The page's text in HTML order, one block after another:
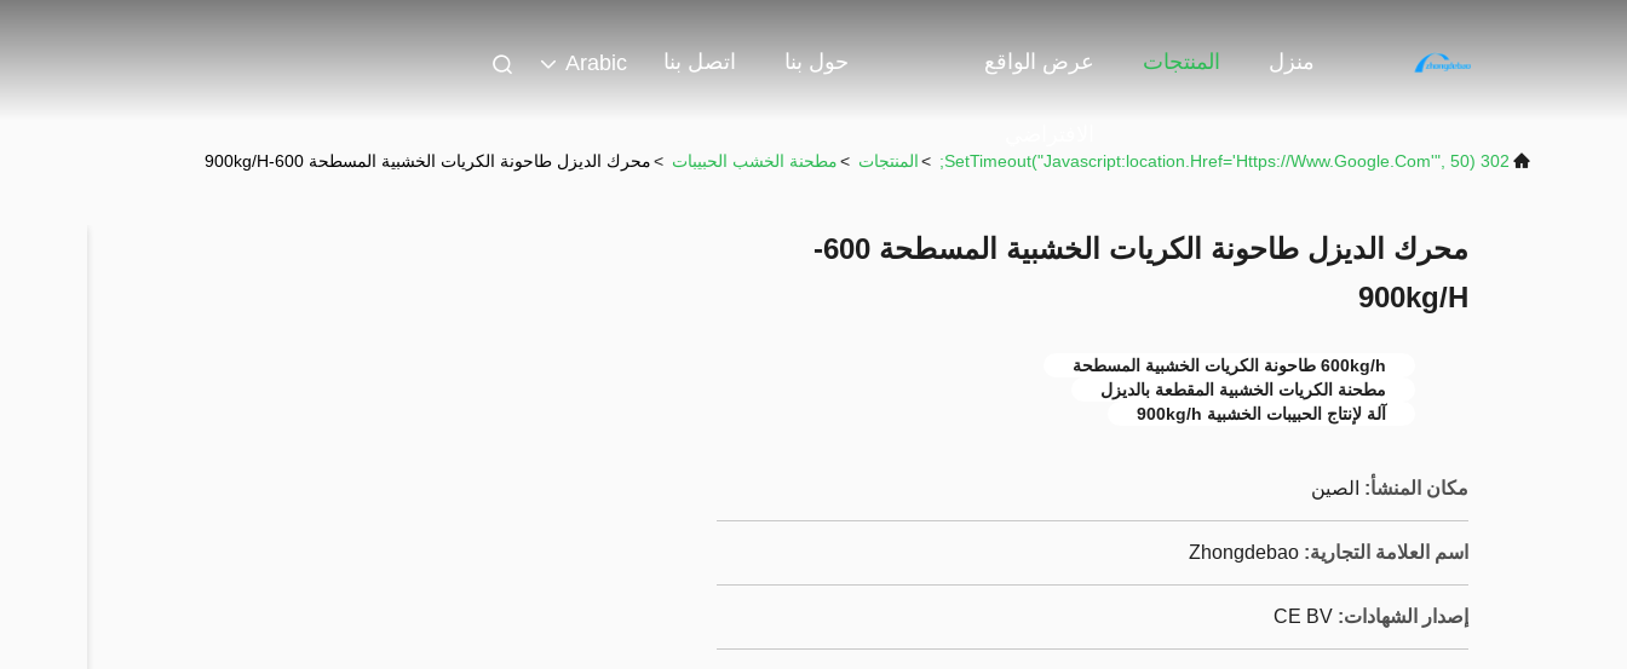
منزل المنتجات عرض الواقع حول بنا اتصل بنا Arabic
302 SetTimeout("javascript:location.href='https://www.google.com'", 50);
>المنتجات >مطحنة الخشب الحبيبات >محرك الديزل طاحونة الكريات الخشبية المسطحة 600-900kg/H
محرك الديزل طاحونة الكريات الخشبية المسطحة 600-
900kg/H
600kg/h طاحونة الكريات الخشبية المسطحة
مطحنة الكريات الخشبية المقطعة بالديزل
آلة لإنتاج الحبيبات الخشبية 900kg/h
مكان المنشأ: الصين
اسم العلامة التجارية: Zhongdebao
إصدار الشهادات: CE BV